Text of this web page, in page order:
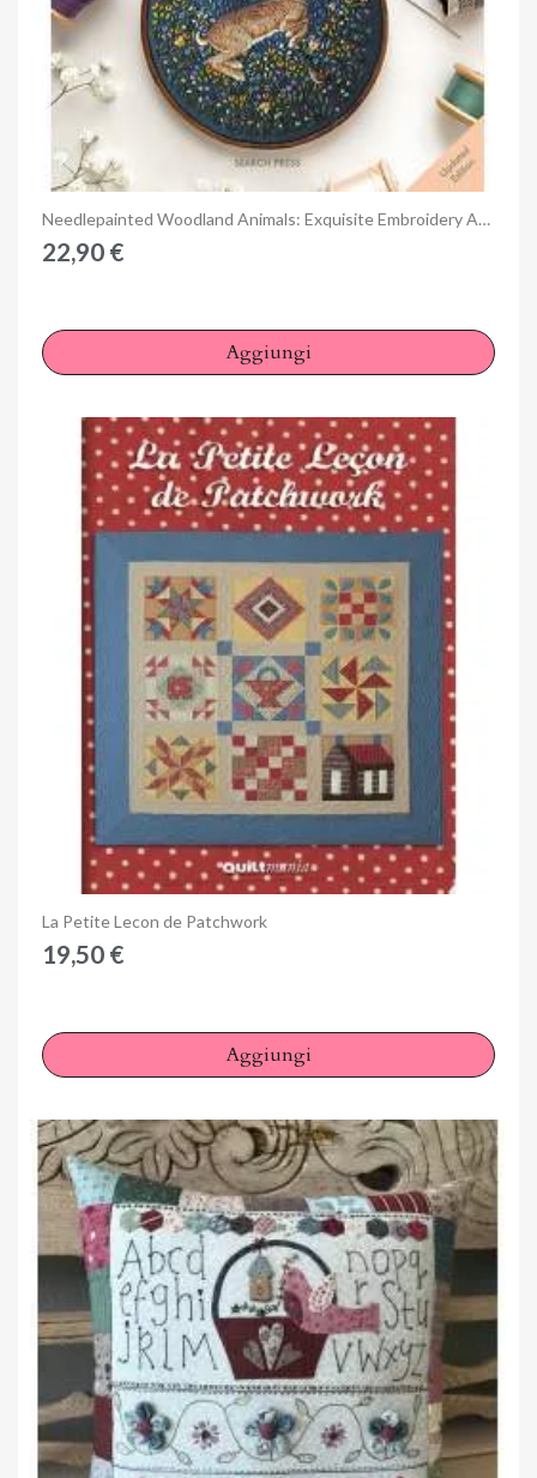
Anteprima Needlepainted Woodland Animals: Exquisite Embroidery Art by Chloe Giordano
22,90 €
Aggiungi
Anteprima
La Petite Lecon de Patchwork
19,50 €
Aggiungi